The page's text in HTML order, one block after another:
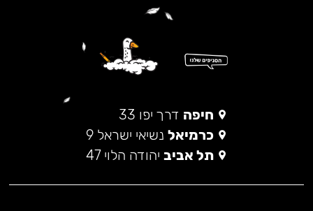
חיפה דרך יפו 33
כרמיאל נשיאי ישראל 9
תל אביב יהודה הלוי 47